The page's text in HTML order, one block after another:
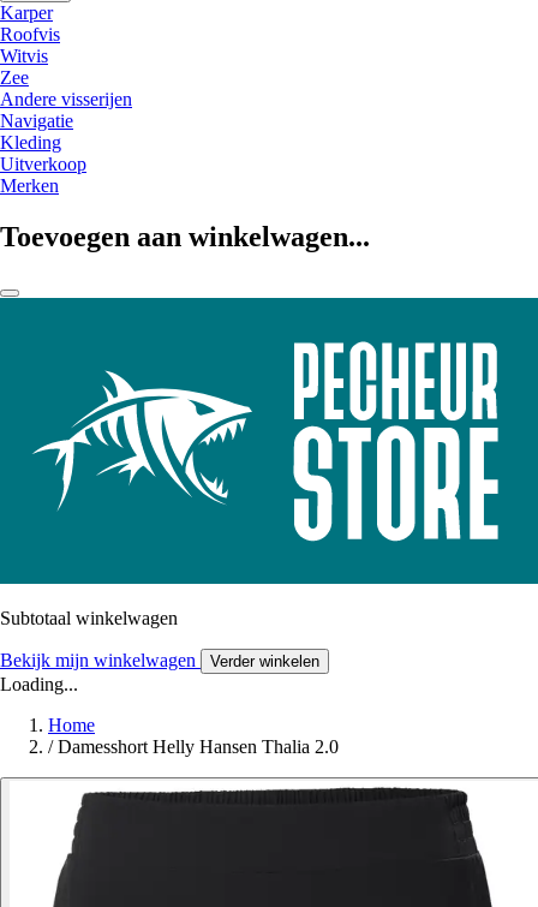
Karper
Roofvis
Witvis
Zee
Andere visserijen
Navigatie
Kleding
Uitverkoop
Merken
Toevoegen aan winkelwagen...
Subtotaal winkelwagen
Bekijk mijn winkelwagen Verder winkelen
Loading...
Home
/ Damesshort Helly Hansen Thalia 2.0